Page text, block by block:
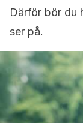
Därför bör du
ser på.